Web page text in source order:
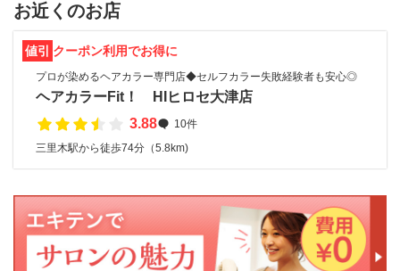
お近くのお店
値引 クーポン利用でお得に
プロが染めるヘアカラー専門店◆セルフカラー失敗経験者も安心◎
ヘアカラーFit！ HIヒロセ大津店
3.88
10件
三里木駅から徒歩74分（5.8km)